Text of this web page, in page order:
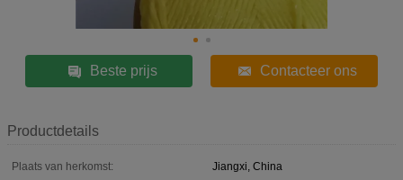
Beste prijs Contacteer ons
Productdetails
Plaats van herkomst:
Jiangxi, China